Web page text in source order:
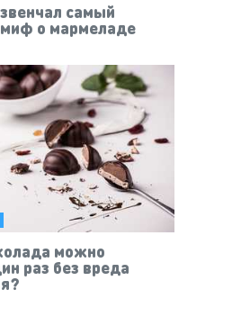
самый
о мармеладе
можно
раз без вреда